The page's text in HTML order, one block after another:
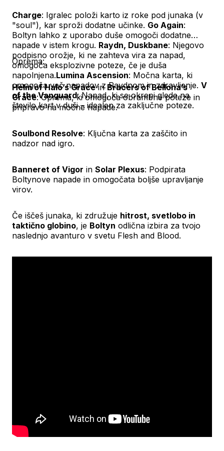
Charge: Igralec položi karto iz roke pod junaka (v
"soul"), kar sproži dodatne učinke. Go Again:
Boltyn lahko z uporabo duše omogoči dodatne
napade v istem krogu. Raydn, Duskbane: Njegovo
podpisno orožje, ki ne zahteva vira za napad,
omogoča eksplozivne poteze, če je duša
napolnjena.Lumina Ascension: Močna karta, ki
omogoča več napadov z Raydnom in zdravljenje. V
of the Vanguard: Napad, ki se okrepi glede na
število kart v duši – idealen za zaključne poteze.
Oprema:
Helm of Halo’s Gracein Bracers of Bellona’s
Grace: Oprema, ki omogoča obrambne poteze in
pripravo na močne napade.
Soulbond Resolve: Ključna karta za zaščito in
nadzor nad igro.
Banneret of Vigor in Solar Plexus: Podpirata
Boltynove napade in omogočata boljše upravljanje
virov.
Če iščeš junaka, ki združuje hitrost, svetlobo in
taktično globino, je Boltyn odlična izbira za tvojo
naslednjo avanturo v svetu Flesh and Blood.